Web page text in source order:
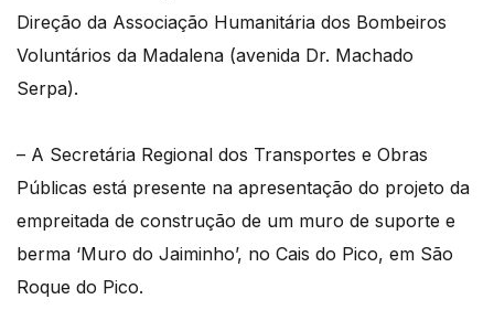
Direção da Associação Humanitária dos Bombeiros
Voluntários da Madalena (avenida Dr. Machado
Serpa).
– A Secretária Regional dos Transportes e Obras
Públicas está presente na apresentação do projeto da
empreitada de construção de um muro de suporte e
berma ‘Muro do Jaiminho’, no Cais do Pico, em São
Roque do Pico.